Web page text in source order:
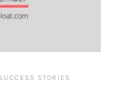
STORIES